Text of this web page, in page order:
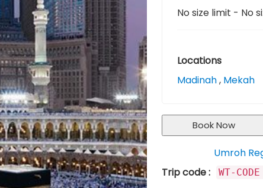
No size limit - No
Locations
Madinah, Mekah
Book Now
Umroh
Trip code :
WT-